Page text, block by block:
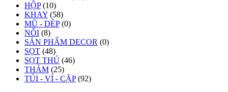
HỘP (10)
KHAY (58)
MŨ - DÉP (0)
NÔI (8)
SẢN PHẨM DECOR (0)
SỌT (48)
SỌT THÚ (46)
THẢM (25)
TÚI - VÍ - CẶP (92)